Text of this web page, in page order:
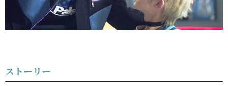
ストーリー